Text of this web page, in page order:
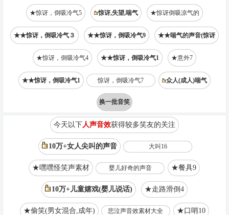
★惊讶，倒吸冷气5 惊讶,失望,喘气 ★惊讶倒吸凉气的
★★惊讶，倒吸冷气３ ★★惊讶，倒吸冷气9 ★★喘气的声音(惊讶
★惊讶，倒吸冷气4 ★★惊讶，倒吸冷气1 ★意外7
★★惊讶，倒吸冷气1 惊讶，倒吸冷气7 众人(成人)喘气
换一批音笑
今天以下人声音效获得较多笑友的关注
10万+女人尖叫的声音 大叫16
★嘿嘿怪笑声素材 婴儿好奇的声音 ★餐具9
10万+儿童嬉戏(婴儿说话) ★走路滑倒4
★偷笑(男女混合,成年) 悲泣声音效素材大全 ★口哨10